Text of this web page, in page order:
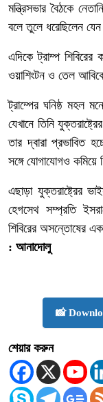
মন্ত্রিসভার বৈঠকে
বলে তুলে ধরেছিলেন
এদিকে ট্রাম্প
ওয়াশিংটন ও তেল
ট্রাম্পের ঘনিষ্ঠ মহল
যেখানে তিনি
তার দ্বারা প্রভাবিত
সঙ্গে যোগাযোগও কমিয়ে
এছাড়া যুক্তরাষ্ট্রের
হেগসেথ সম্প্রতি
শিবিরের অসন্তোষের
: আনাদোলু
📸
শেয়ার করুন